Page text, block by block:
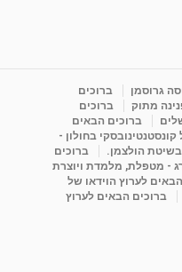
גרוסמן
ברוכים
מתוק
ברוכים
ברוכים הבאים
בחולון -
הולצמן.
ברוכים
- מטפלת, מלמדת ויוצרת
לערוץ הוידאו של
ברוכים הבאים לערוץ